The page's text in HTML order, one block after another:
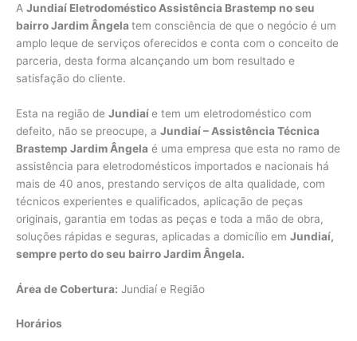
A Jundiaí Eletrodoméstico Assistência Brastemp no seu
bairro Jardim Ângela tem consciência de que o negócio é um
amplo leque de serviços oferecidos e conta com o conceito de
parceria, desta forma alcançando um bom resultado e
satisfação do cliente.
Esta na região de Jundiaíe tem um eletrodoméstico com
defeito, não se preocupe, a Jundiaí – Assistência Técnica
Brastemp Jardim Ângela é uma empresa que esta no ramo de
assistência para eletrodomésticos importados e nacionais há
mais de 40 anos, prestando serviços de alta qualidade, com
técnicos experientes e qualificados, aplicação de peças
originais, garantia em todas as peças e toda a mão de obra,
soluções rápidas e seguras, aplicadas a domicílio em Jundiaí,
sempre perto do seu bairro Jardim Ângela.
Área de Cobertura: Jundiaí e Região
Horários